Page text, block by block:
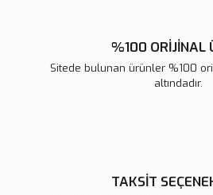
%100 ORİJİNAL
Sitede bulunan ürünler %100
altındadır.
TAKSİT